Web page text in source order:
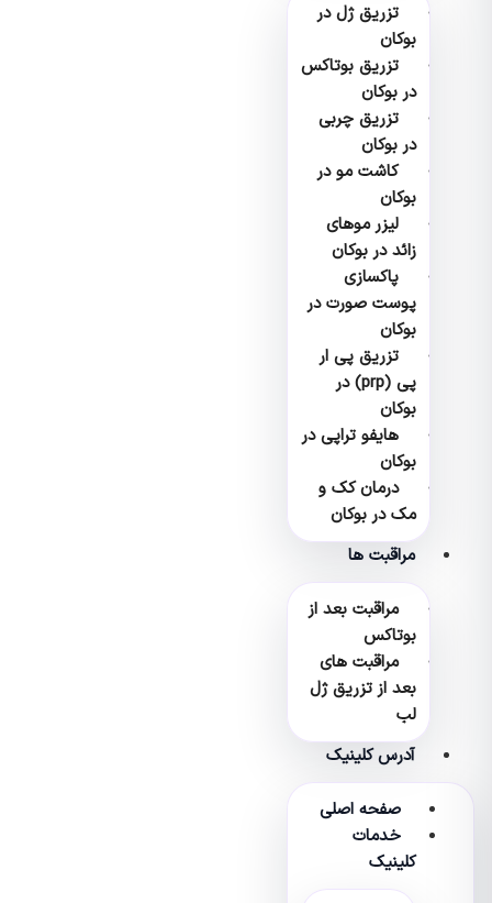
تزریق ژل در
بوکان
تزریق بوتاکس
در بوکان
تزریق چربی
در بوکان
کاشت مو در
بوکان
لیزر موهای
زائد در بوکان
پاکسازی
پوست صورت در
بوکان
تزریق پی ار
پی (prp) در
بوکان
هایفو تراپی در
بوکان
درمان کک و
مک در بوکان
مراقبت ها
مراقبت بعد از
بوتاکس
مراقبت های
بعد از تزریق ژل
لب
آدرس کلینیک
صفحه اصلی
خدمات
کلینیک